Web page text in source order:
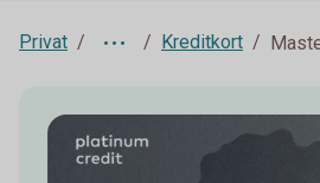
Privat Kreditkort